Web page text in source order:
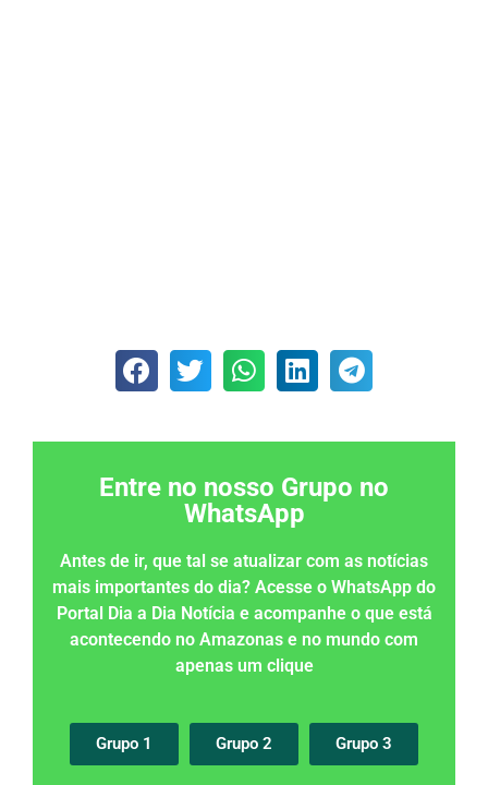
Entre no nosso Grupo no
WhatsApp
Antes de ir, que tal se atualizar com as notícias
mais importantes do dia? Acesse o WhatsApp do
Portal Dia a Dia Notícia e acompanhe o que está
acontecendo no Amazonas e no mundo com
apenas um clique
Grupo 1 Grupo 2 Grupo 3